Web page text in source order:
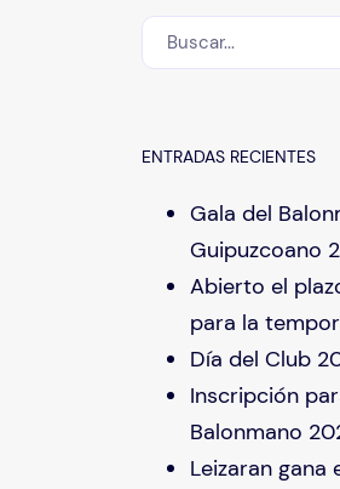
ENTRADAS RECIENTES
Gala del
Guipuzcoano
Abierto el
para la
Día del Club
Inscripción
Balonmano
Leizaran gana